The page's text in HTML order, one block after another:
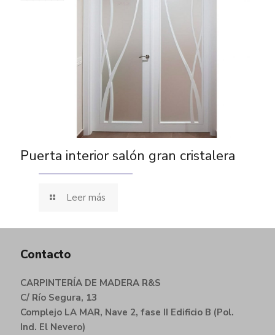
Puerta interior salón gran cristalera
Leer más
Contacto
CARPINTERÍA DE MADERA R&S
C/ Río Segura, 13
Complejo LA MAR, Nave 2, fase II Edificio B (Pol.
Ind. El Nevero)